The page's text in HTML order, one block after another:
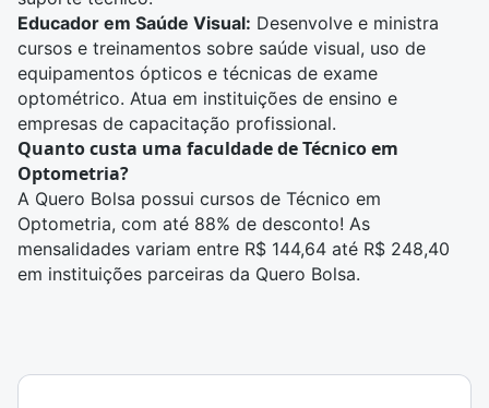
Educador em Saúde Visual: Desenvolve e ministra
cursos e treinamentos sobre saúde visual, uso de
equipamentos ópticos e técnicas de exame
optométrico. Atua em instituições de ensino e
empresas de capacitação profissional.
Quanto custa uma faculdade de Técnico em
Optometria?
A Quero Bolsa possui cursos de Técnico em
Optometria, com até 88% de desconto! As
mensalidades variam entre R$ 144,64 até R$ 248,40
em instituições parceiras da Quero Bolsa.